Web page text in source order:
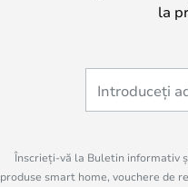
la
Înscrieți-vă la Buletin informativ
produse smart home, vouchere de